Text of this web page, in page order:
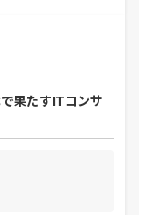
果たすITコンサ